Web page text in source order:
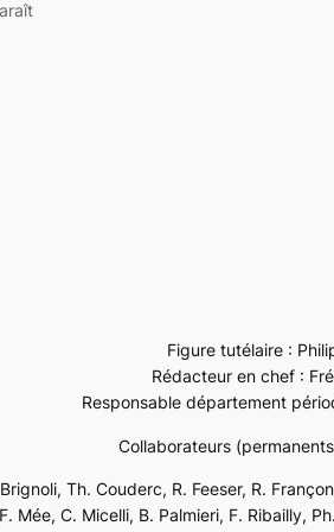
Figure tutélaire :
Rédacteur en chef :
Responsable département
Collaborateurs
Th. Couderc, R. Feeser, R.
Mée, C. Micelli, B. Palmieri, F. Ribailly,